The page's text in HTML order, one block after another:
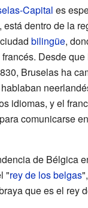
Capital es
está dentro de la
bilingüe,
Desde
Bruselas ha
idiomas, y el
comunicarse
de Bélgica
"rey de los belgas
que es el rey